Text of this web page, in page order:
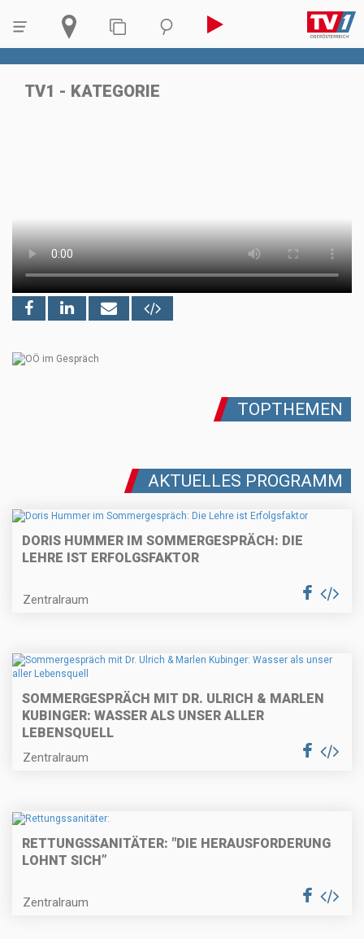
TV1 - KATEGORIE
TOPTHEMEN
AKTUELLES PROGRAMM
DORIS HUMMER IM SOMMERGESPRÄCH: DIE
LEHRE IST ERFOLGSFAKTOR
Zentralraum
SOMMERGESPRÄCH MIT DR. ULRICH & MARLEN
KUBINGER: WASSER ALS UNSER ALLER
LEBENSQUELL
Zentralraum
RETTUNGSSANITÄTER: "DIE HERAUSFORDERUNG
LOHNT SICH”
Zentralraum